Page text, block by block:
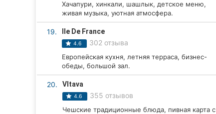
Хачапури, хинкали, шашлык, детское меню,
живая музыка, уютная атмосфера.
19. Ile De France
4.6 302 отзыва
Европейская кухня, летняя терраса, бизнес-
обеды, большой зал.
20. Vltava
4.6 355 отзывов
Чешские традиционные блюда, пивная карта с